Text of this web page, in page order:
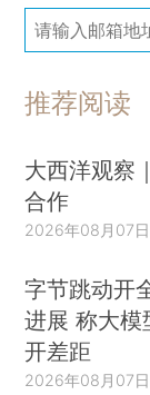
推荐阅读
大西洋观察
合作
2026年08月07日
字节跳动开
进展 称大模
开差距
2026年08月07日